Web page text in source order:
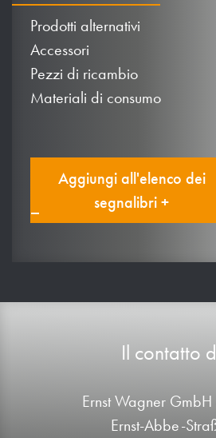
Prodotti alternativi
Accessori
Pezzi di ricambio
Materiali di consumo
Aggiungi all'elenco dei
segnalibri +
Il contatto
Ernst Wagner
Ernst-Abbe-